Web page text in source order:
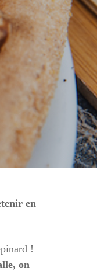
en
!
on